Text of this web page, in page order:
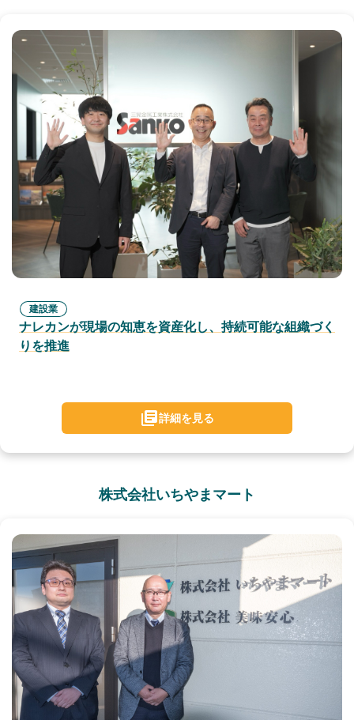
建設業
ナレカンが現場の知恵を資産化し、持続可能な組織づく
りを推進
詳細を見る
株式会社いちやまマート